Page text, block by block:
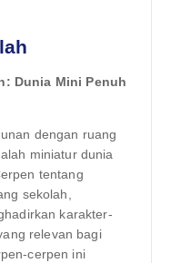
Dunia Mini Penuh
dengan ruang
miniatur dunia
tentang
sekolah,
karakter-
relevan bagi
cerpen ini